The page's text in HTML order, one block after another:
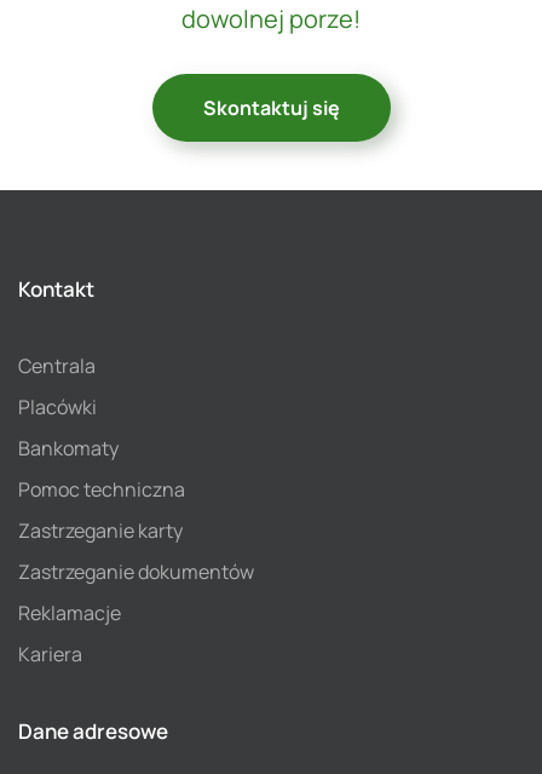
dowolnej porze!
Skontaktuj się
Kontakt
Centrala
Placówki
Bankomaty
Pomoc techniczna
Zastrzeganie karty
Zastrzeganie dokumentów
Reklamacje
Kariera
Dane adresowe